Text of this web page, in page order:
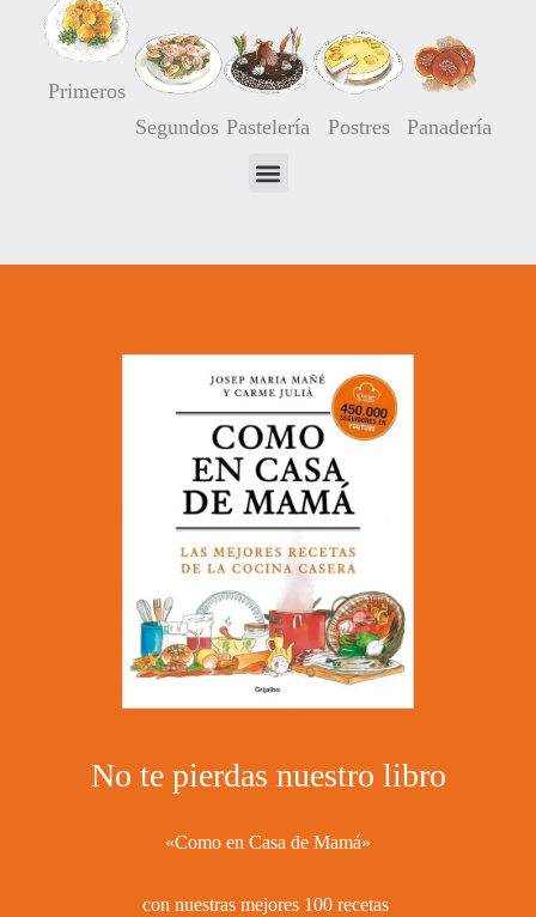
18/03/2021 No hay comentarios
Primeros
Segundos Pastelería Postres Panadería
No te pierdas nuestro libro
«Como en Casa de Mamá»
con nuestras mejores 100 recetas ​